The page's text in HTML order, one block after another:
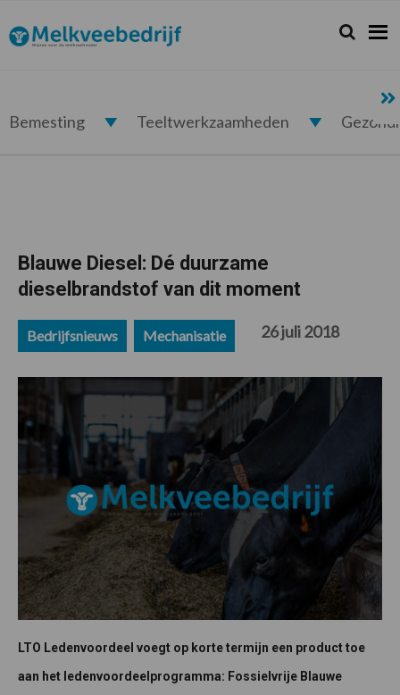
de
hoofdnavigatie
de
hoofd
de
eerste
de
voettekst
Melkveebedrijf.nl Zoeken...
Zoek
Bemesting Teeltwerkzaamheden
Blauwe Diesel: Dé duurzame
dieselbrandstof van dit moment
Bedrijfsnieuws Mechanisatie 26 juli 2018
LTO Ledenvoordeel voegt op korte termijn een product toe
aan het ledenvoordeelprogramma: Fossielvrije Blauwe